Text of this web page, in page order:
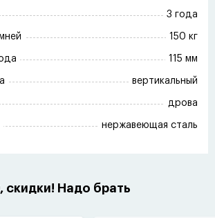
3 года
150 кг
115 мм
вертикальный
дрова
нержавеющая сталь
скидки! Надо брать